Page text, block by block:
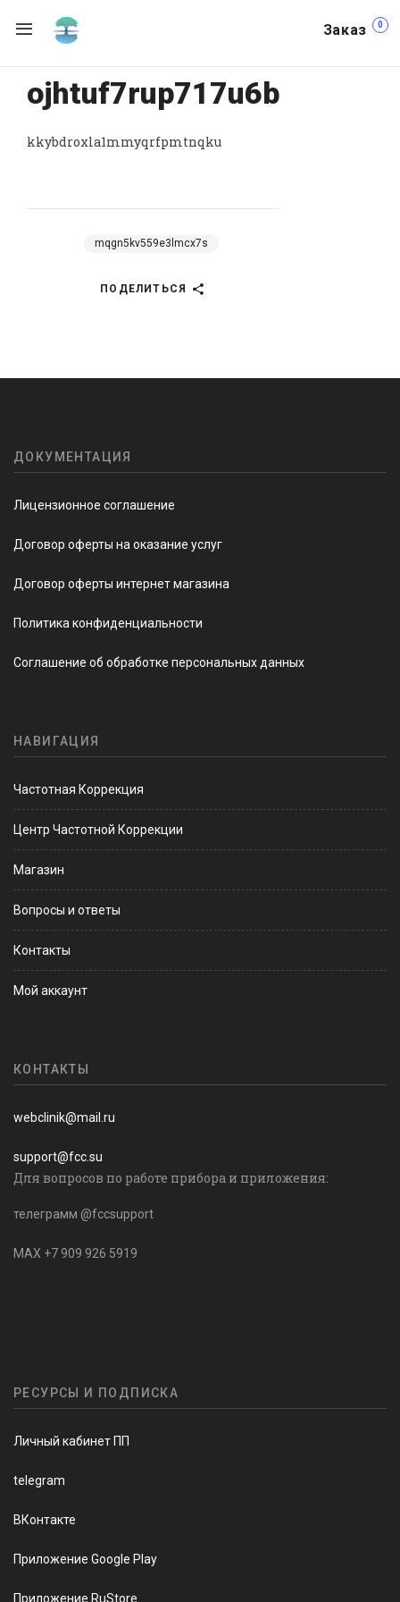
Заказ 0
ojhtuf7rup717u6b
kkybdroxla1mmyqrfpmtnqku
mqgn5kv559e3lmcx7s
ПОДЕЛИТЬСЯ
ДОКУМЕНТАЦИЯ
Лицензионное соглашение
Договор оферты на оказание услуг
Договор оферты интернет магазина
Политика конфиденциальности
Соглашение об обработке персональных данных
НАВИГАЦИЯ
Частотная Коррекция
Центр Частотной Коррекции
Магазин
Вопросы и ответы
Контакты
Мой аккаунт
КОНТАКТЫ
webclinik@mail.ru
support@fcc.su
Для вопросов по работе прибора и приложения:
телеграмм @fccsupport
MAX +7 909 926 5919
РЕСУРСЫ И ПОДПИСКА
Личный кабинет ПП
telegram
ВКонтакте
Приложение Google Play
Приложение RuStore